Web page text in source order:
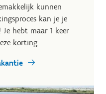
kunnen
kan je je
hebt maar 1 keer
korting.